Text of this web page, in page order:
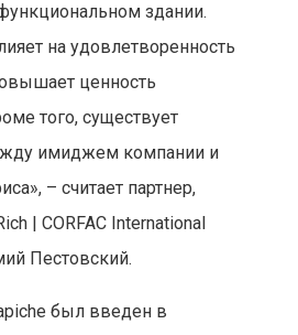
здании.
на удовлетворенность
ценность
того, существует
имиджем компании и
– считает партнер,
| CORFAC International
Пестовский.
был введен в